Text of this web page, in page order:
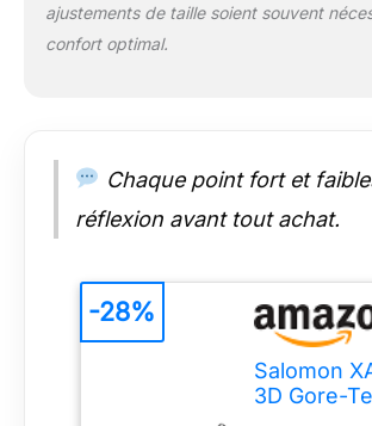
ajustements de taille soient souvent
confort optimal.
Chaque point fort et
réflexion avant tout achat.
Salomon
3D Gore-
-28%